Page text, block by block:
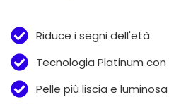
Riduce i segni dell'età
Tecnologia Platinum
Pelle più liscia e